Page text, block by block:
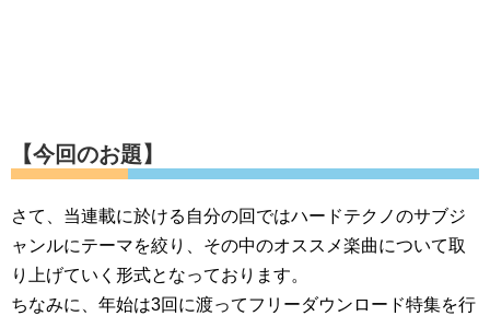
【今回のお題】
さて、当連載に於ける自分の回ではハードテクノのサブジ
ャンルにテーマを絞り、その中のオススメ楽曲について取
り上げていく形式となっております。
ちなみに、年始は3回に渡ってフリーダウンロード特集を行